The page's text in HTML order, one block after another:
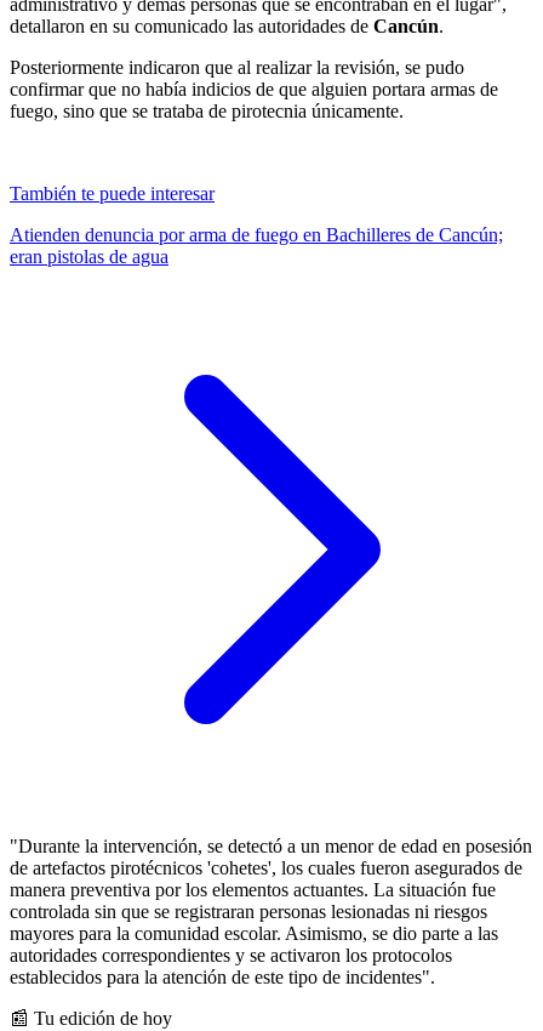
detallaron en su comunicado las autoridades de Cancún.
Posteriormente indicaron que al realizar la revisión, se pudo
confirmar que no había indicios de que alguien portara armas de
fuego, sino que se trataba de pirotecnia únicamente.
También te puede interesar
Atienden denuncia por arma de fuego en Bachilleres de Cancún;
eran pistolas de agua
"Durante la intervención, se detectó a un menor de edad en posesión
de artefactos pirotécnicos 'cohetes', los cuales fueron asegurados de
manera preventiva por los elementos actuantes. La situación fue
controlada sin que se registraran personas lesionadas ni riesgos
mayores para la comunidad escolar. Asimismo, se dio parte a las
autoridades correspondientes y se activaron los protocolos
establecidos para la atención de este tipo de incidentes".
📰 Tu edición de hoy